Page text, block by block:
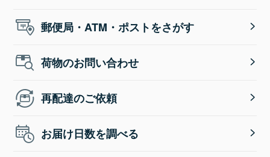
郵便局・ATM・ポストをさがす
荷物のお問い合わせ
再配達のご依頼
お届け日数を調べる